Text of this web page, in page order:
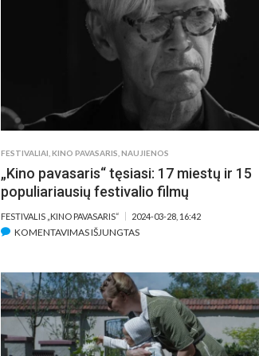
FESTIVALIAI ,KINO PAVASARIS ,NAUJIENOS
„Kino pavasaris“ tęsiasi: 17 miestų ir 15
populiariausių festivalio filmų
FESTIVALIS „KINO PAVASARIS“ 2024-03-28, 16:42
KOMENTAVIMAS IŠJUNGTASĮRAŠE
TĘSIASI:
17
MIESTŲ
IR
15